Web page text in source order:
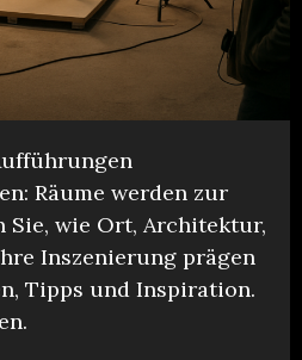
Räume werden zur
Sie, wie Ort, Architektur,
Inszenierung prägen
Tipps und Inspiration.